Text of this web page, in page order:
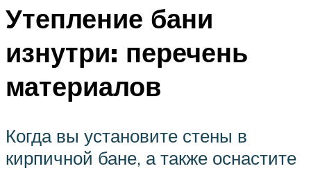
Утепление бани
изнутри: перечень
материалов
Когда вы установите стены в
кирпичной бане, а также оснастите